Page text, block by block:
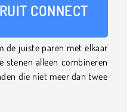
CONNECT
de juiste paren met elkaar
alleen combineren
die niet meer dan twee